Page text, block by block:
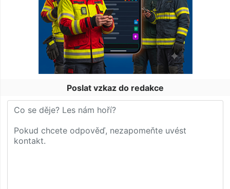
Poslat vzkaz do redakce